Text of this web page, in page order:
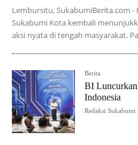
Lembursitu, SukabumiBerita.com -
Sukabumi Kota kembali
aksi nyata di tengah masyarakat.
Berita
BI
Indonesia
Redaksi Sukabumi